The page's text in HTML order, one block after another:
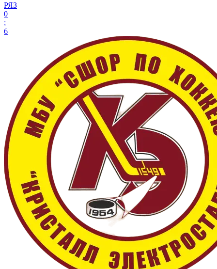
РЯЗ
0
:
6